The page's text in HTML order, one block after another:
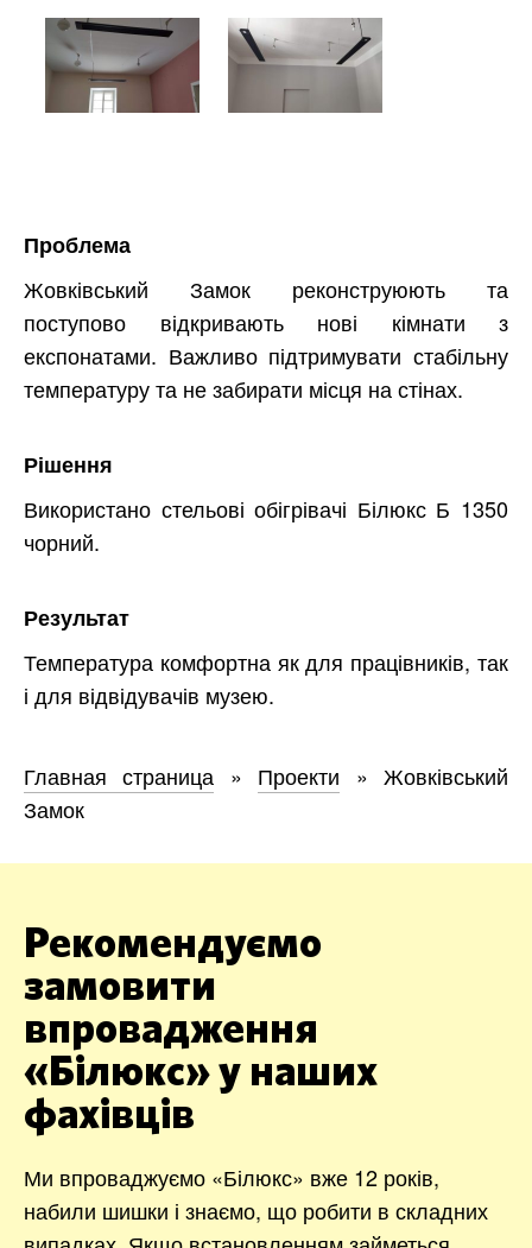
Проблема
Жовківський Замок реконструюють та
поступово відкривають нові кімнати з
експонатами. Важливо підтримувати стабільну
температуру та не забирати місця на стінах.
Рішення
Використано стельові обігрівачі Білюкс Б 1350
чорний.
Результат
Температура комфортна як для працівників, так
і для відвідувачів музею.
Главная страница » Проекти » Жовківський
Замок
Рекомендуємо
замовити
впровадження
«Білюкс» у наших
фахівців
Ми впроваджуємо «Білюкс» вже 12 років,
набили шишки і знаємо, що робити в складних